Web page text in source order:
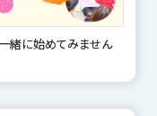
緒に始めてみません